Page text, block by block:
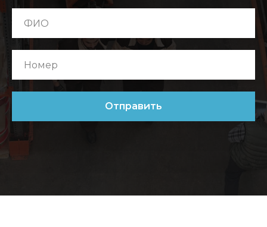
Отправить